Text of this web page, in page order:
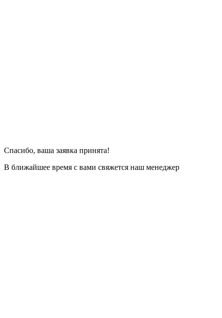
Спасибо, ваша заявка принята!
В ближайшее время с вами свяжется наш менеджер